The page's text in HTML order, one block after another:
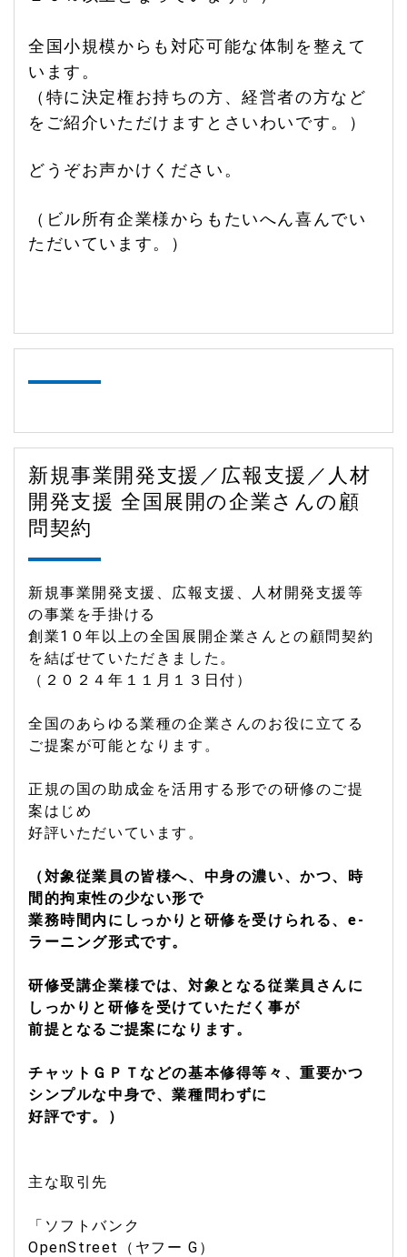
全国小規模からも対応可能な体制を整えて
います。
（特に決定権お持ちの方、経営者の方など
をご紹介いただけますとさいわいです。）
どうぞお声かけください。
（ビル所有企業様からもたいへん喜んでい
ただいています。）
新規事業開発支援／広報支援／人材
開発支援 全国展開の企業さんの顧
問契約
新規事業開発支援、広報支援、人材開発支援等
の事業を手掛ける
創業1０年以上の全国展開企業さんとの顧問契約
を結ばせていただきました。
（２０２４年１１月１３日付）
全国のあらゆる業種の企業さんのお役に立てる
ご提案が可能となります。
正規の国の助成金を活用する形での研修のご提
案はじめ
好評いただいています。
（対象従業員の皆様へ、中身の濃い、かつ、時
間的拘束性の少ない形で
業務時間内にしっかりと研修を受けられる、e-
ラーニング形式です。
研修受講企業様では、対象となる従業員さんに
しっかりと研修を受けていただく事が
前提となるご提案になります。
チャットＧＰＴなどの基本修得等々、重要かつ
シンプルな中身で、業種問わずに
好評です。）
主な取引先
「ソフトバンク
OpenStreet（ヤフー G）